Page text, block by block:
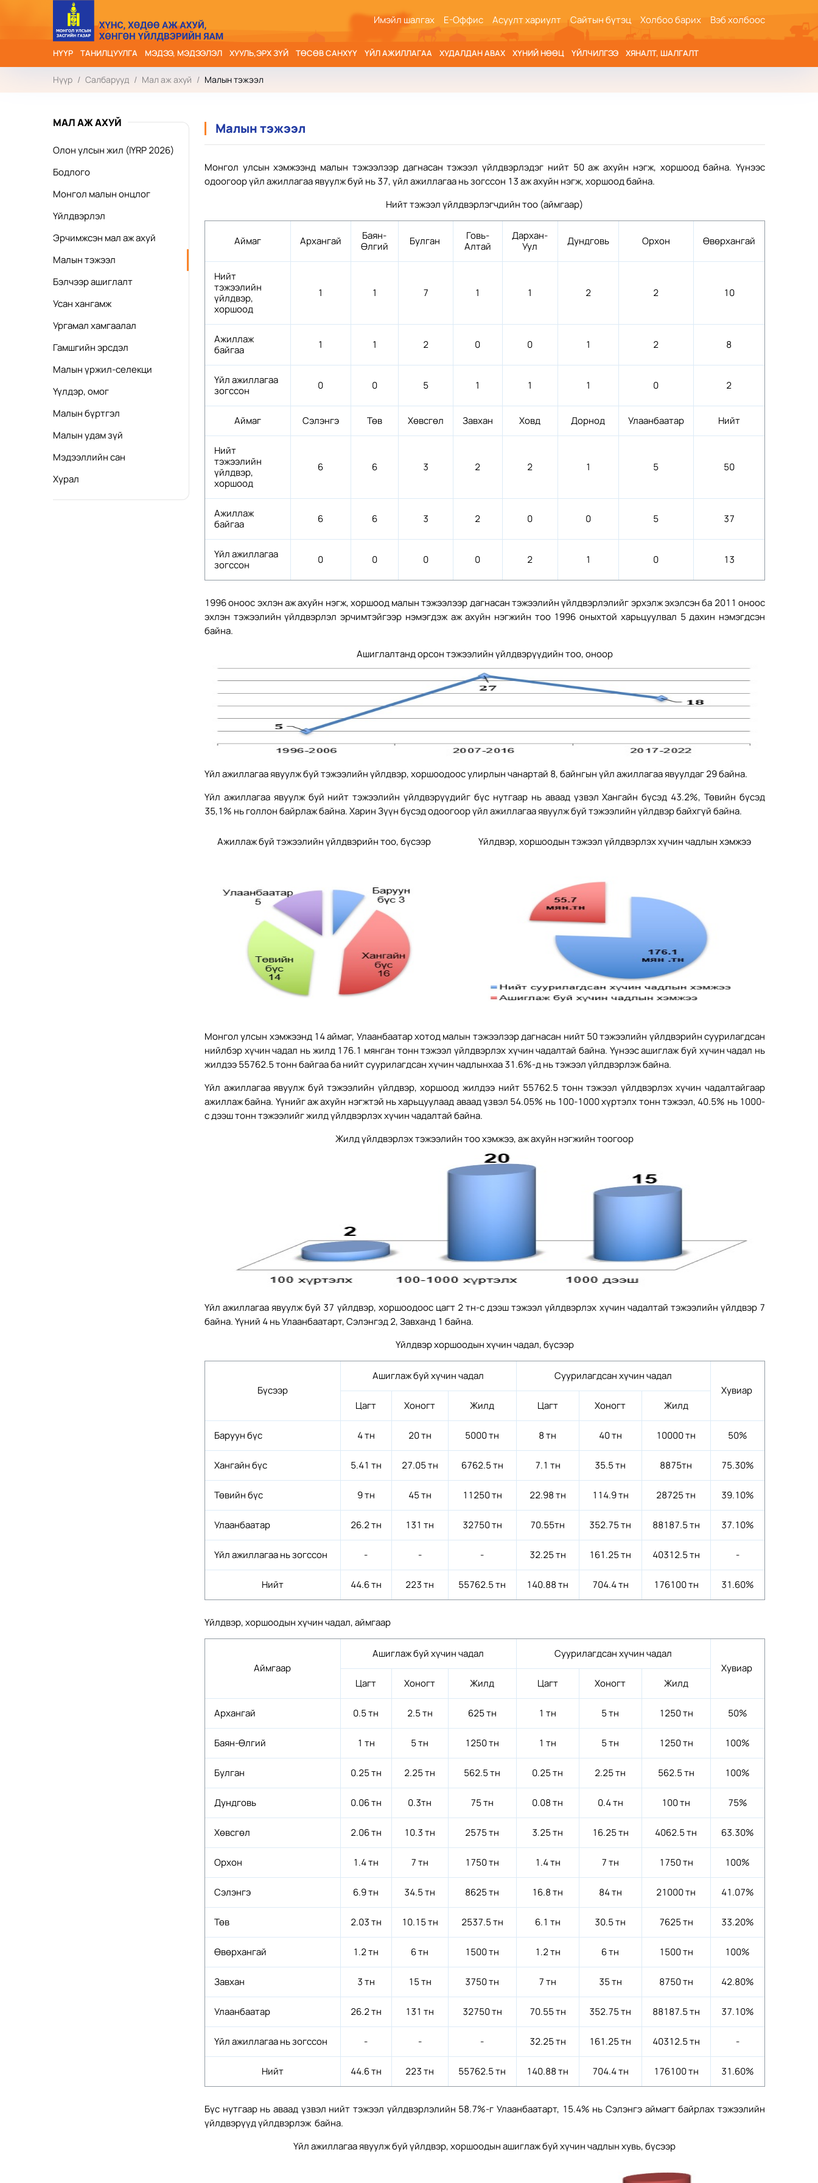
Имэйл шалгах Е-Оффис Асуулт хариулт Сайтын бүтэц Холбоо барих Вэб холбоос
НҮҮР ТАНИЛЦУУЛГА МЭДЭЭ, МЭДЭЭЛЭЛ ХУУЛЬ,ЭРХ ЗҮЙ ТӨСӨВ САНХҮҮ ҮЙЛ АЖИЛЛАГАА ХУДАЛДАН АВАХ ХҮНИЙ НӨӨЦ ҮЙЛЧИЛГЭЭ ХЯНАЛТ, ШАЛГАЛТ
Нүүр / Салбарууд / Мал аж ахуй / Малын тэжээл
МАЛ АЖ АХУЙ
Олон улсын жил (IYRP 2026)
Бодлого
Монгол малын онцлог
Үйлдвэрлэл
Эрчимжсэн мал аж ахуй
Малын тэжээл
Бэлчээр ашиглалт
Усан хангамж
Ургамал хамгаалал
Гамшгийн эрсдэл
Малын үржил-селекци
Үүлдэр, омог
Малын бүртгэл
Малын удам зүй
Мэдээллийн сан
Хурал
Малын тэжээл
Монгол улсын хэмжээнд малын тэжээлээр дагнасан тэжээл үйлдвэрлэдэг нийт 50 аж ахуйн нэгж, хоршоод байна. Үүнээс
одоогоор үйл ажиллагаа явуулж буй нь 37, үйл ажиллагаа нь зогссон 13 аж ахуйн нэгж, хоршоод байна.
Нийт тэжээл үйлдвэрлэгчдийн тоо (аймгаар)
Аймаг Архангай
Баян-
Өлгий
Булган
Говь-
Алтай
Дархан-
Уул
Дундговь Орхон Өвөрхангай
Нийт
тэжээлийн
үйлдвэр,
хоршоод
1 1 7 1 1 2 2 10
Ажиллаж
байгаа
1 1 2 0 0 1 2 8
Үйл ажиллагаа
зогссон
0 0 5 1 1 1 0 2
Аймаг Сэлэнгэ Төв Хөвсгөл Завхан Ховд Дорнод Улаанбаатар Нийт
Нийт
тэжээлийн
үйлдвэр,
хоршоод
6 6 3 2 2 1 5 50
Ажиллаж
байгаа
6 6 3 2 0 0 5 37
Үйл ажиллагаа
зогссон
0 0 0 0 2 1 0 13
1996 оноос эхлэн аж ахуйн нэгж, хоршоод малын тэжээлээр дагнасан тэжээлийн үйлдвэрлэлийг эрхэлж эхэлсэн ба 2011 оноос
эхлэн тэжээлийн үйлдвэрлэл эрчимтэйгээр нэмэгдэж аж ахуйн нэгжийн тоо 1996 оныхтой харьцуулвал 5 дахин нэмэгдсэн
байна.
Ашиглалтанд орсон тэжээлийн үйлдвэрүүдийн тоо, оноор
Үйл ажиллагаа явуулж буй тэжээлийн үйлдвэр, хоршоодоос улирлын чанартай 8, байнгын үйл ажиллагаа явуулдаг 29 байна.
Үйл ажиллагаа явуулж буй нийт тэжээлийн үйлдвэрүүдийг бүс нутгаар нь аваад үзвэл Хангайн бүсэд 43.2%, Төвийн бүсэд
35,1% нь голлон байрлаж байна. Харин Зүүн бүсэд одоогоор үйл ажиллагаа явуулж буй тэжээлийн үйлдвэр байхгүй байна.
Ажиллаж буй тэжээлийн үйлдвэрийн тоо, бүсээр Үйлдвэр, хоршоодын тэжээл үйлдвэрлэх хүчин чадлын хэмжээ
Монгол улсын хэмжээнд 14 аймаг, Улаанбаатар хотод малын тэжээлээр дагнасан нийт 50 тэжээлийн үйлдвэрийн суурилагдсан
нийлбэр хүчин чадал нь жилд 176.1 мянган тонн тэжээл үйлдвэрлэх хүчин чадалтай байна. Үүнээс ашиглаж буй хүчин чадал нь
жилдээ 55762.5 тонн байгаа ба нийт суурилагдсан хүчин чадлынхаа 31.6%-д нь тэжээл үйлдвэрлэж байна.
Үйл ажиллагаа явуулж буй тэжээлийн үйлдвэр, хоршоод жилдээ нийт 55762.5 тонн тэжээл үйлдвэрлэх хүчин чадалтайгаар
ажиллаж байна. Үүнийг аж ахуйн нэгжтэй нь харьцуулаад аваад үзвэл 54.05% нь 100-1000 хүртэлх тонн тэжээл, 40.5% нь 1000-
с дээш тонн тэжээлийг жилд үйлдвэрлэх хүчин чадалтай байна.
Жилд үйлдвэрлэх тэжээлийн тоо хэмжээ, аж ахуйн нэгжийн тоогоор
Үйл ажиллагаа явуулж буй 37 үйлдвэр, хоршоодоос цагт 2 тн-c дээш тэжээл үйлдвэрлэх хүчин чадалтай тэжээлийн үйлдвэр 7
байна. Үүний 4 нь Улаанбаатарт, Сэлэнгэд 2, Завханд 1 байна.
Үйлдвэр хоршоодын хүчин чадал, бүсээр
Бүсээр
Ашиглаж буй хүчин чадал
Суурилагдсан хүчин чадал
Хувиар
Цагт
Хоногт Жилд Цагт Хоногт Жилд
Баруун бүс 4 тн 20 тн 5000 тн 8 тн 40 тн 10000 тн 50%
Хангайн бүс 5.41 тн 27.05 тн 6762.5 тн 7.1 тн 35.5 тн 8875тн 75.30%
Төвийн бүс 9 тн 45 тн 11250 тн 22.98 тн 114.9 тн 28725 тн 39.10%
Улаанбаатар 26.2 тн 131 тн 32750 тн 70.55тн 352.75 тн 88187.5 тн 37.10%
Үйл ажиллагаа нь зогссон - - - 32.25 тн 161.25 тн 40312.5 тн -
Нийт 44.6 тн 223 тн 55762.5 тн 140.88 тн 704.4 тн 176100 тн 31.60%
Үйлдвэр, хоршоодын хүчин чадал, аймгаар
Аймгаар
Ашиглаж буй хүчин чадал
Суурилагдсан хүчин чадал
Хувиар
Цагт
Хоногт Жилд Цагт Хоногт Жилд
Архангай 0.5 тн 2.5 тн 625 тн 1 тн 5 тн 1250 тн 50%
Баян-Өлгий 1 тн 5 тн 1250 тн 1 тн 5 тн 1250 тн 100%
Булган 0.25 тн 2.25 тн 562.5 тн 0.25 тн 2.25 тн 562.5 тн 100%
Дундговь 0.06 тн 0.3тн 75 тн 0.08 тн 0.4 тн 100 тн 75%
Хөвсгөл 2.06 тн 10.3 тн 2575 тн 3.25 тн 16.25 тн 4062.5 тн 63.30%
Орхон 1.4 тн 7 тн 1750 тн 1.4 тн 7 тн 1750 тн 100%
Сэлэнгэ 6.9 тн 34.5 тн 8625 тн 16.8 тн 84 тн 21000 тн 41.07%
Төв 2.03 тн 10.15 тн 2537.5 тн 6.1 тн 30.5 тн 7625 тн 33.20%
Өвөрхангай 1.2 тн 6 тн 1500 тн 1.2 тн 6 тн 1500 тн 100%
Завхан 3 тн 15 тн 3750 тн 7 тн 35 тн 8750 тн 42.80%
Улаанбаатар 26.2 тн 131 тн 32750 тн 70.55 тн 352.75 тн 88187.5 тн 37.10%
Үйл ажиллагаа нь зогссон - - - 32.25 тн 161.25 тн 40312.5 тн -
Нийт 44.6 тн 223 тн 55762.5 тн 140.88 тн 704.4 тн 176100 тн 31.60%
Бүс нутгаар нь аваад үзвэл нийт тэжээл үйлдвэрлэлийн 58.7%-г Улаанбаатарт, 15.4% нь Сэлэнгэ аймагт байрлах тэжээлийн
үйлдвэрүүд үйлдвэрлэж байна.
Үйл ажиллагаа явуулж буй үйлдвэр, хоршоодын ашиглаж буй хүчин чадлын хувь, бүсээр